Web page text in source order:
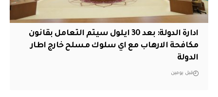
ادارة الدولة: بعد 30 ايلول سيتم التعامل بقانون
مكافحة الارهاب مع اي سلوك مسلح خارج اطار
الدولة
قبل يومين